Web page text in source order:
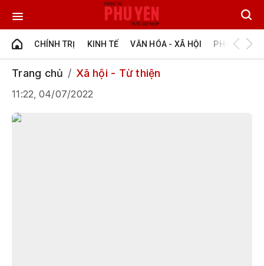
CHÍNH TRỊ KINH TẾ VĂN HÓA - XÃ HỘI PHÚ YÊN -
Trang chủ Xã hội - Từ thiện
11:22, 04/07/2022